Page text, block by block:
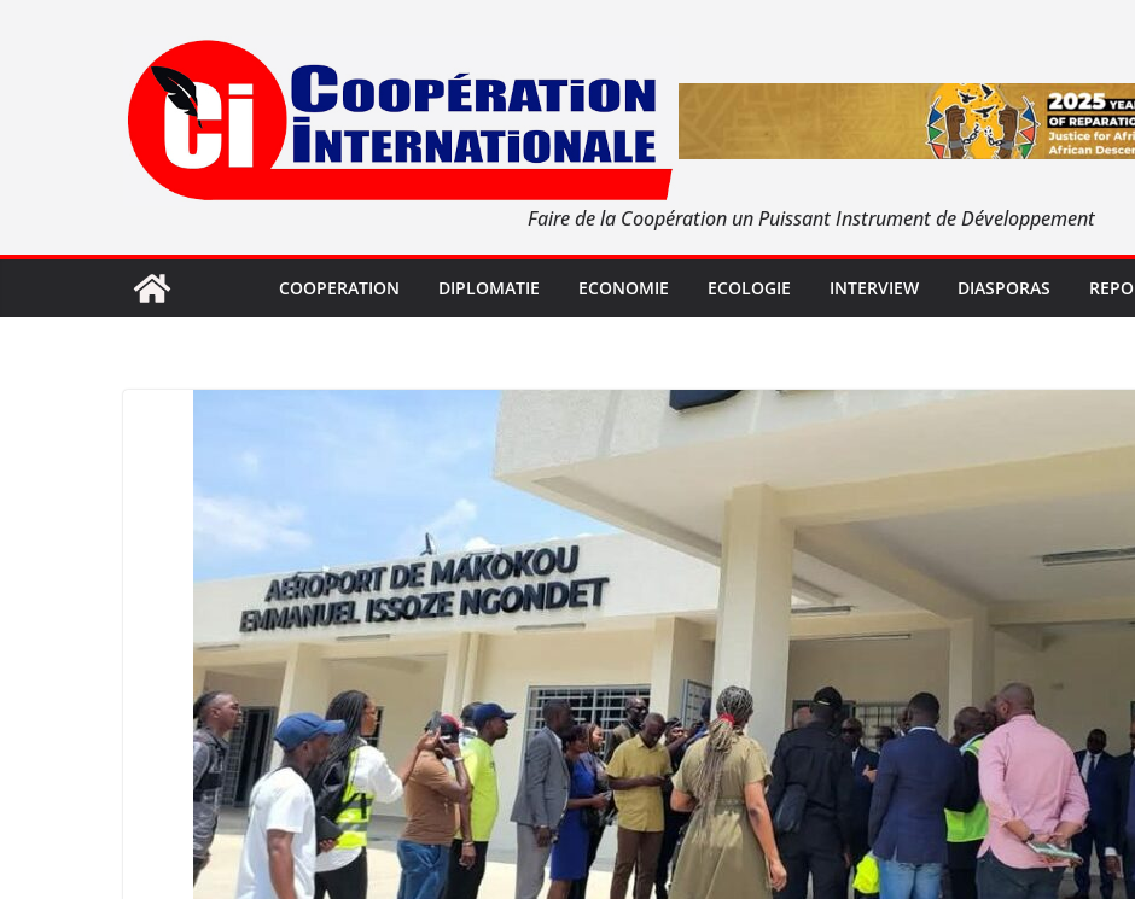
Faire de la Coopération un Puissant Instrument de Développement
COOPERATION DIPLOMATIE ECONOMIE ECOLOGIE INTERVIEW DIASPORAS